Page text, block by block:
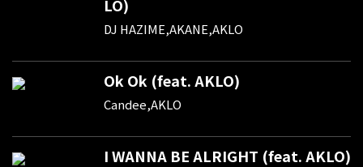
LO)
DJ HAZIME,AKANE,AKLO
Ok Ok (feat. AKLO)
Candee,AKLO
I WANNA BE ALRIGHT (feat. AKLO)